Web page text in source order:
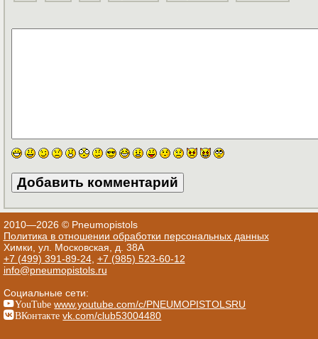
2010—2026 © Pneumopistols
Политика в отношении обработки персональных данных
Химки, ул. Московская, д. 38А
+7 (499) 391-89-24, +7 (985) 523-60-12
info@pneumopistols.ru
Социальные сети:
YouTube www.youtube.com/c/PNEUMOPISTOLSRU
ВКонтакте vk.com/club53004480